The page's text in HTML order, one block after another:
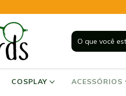
COSPLAY ACESSÓRIOS